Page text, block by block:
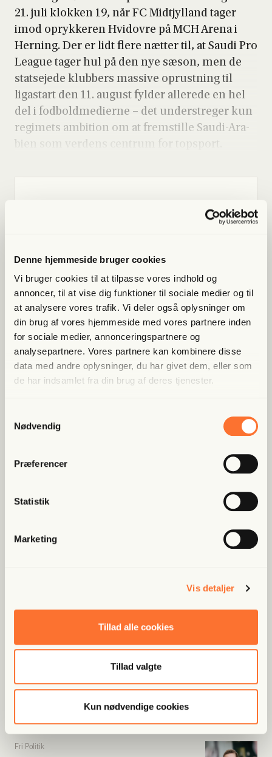
Denne hjemmeside bruger cookies
Vi bruger cookies til at tilpasse vores indhold og
annoncer, til at vise dig funktioner til sociale medier og til
at analysere vores trafik. Vi deler også oplysninger om
din brug af vores hjemmeside med vores partnere inden
for sociale medier, annonceringspartnere og
analysepartnere. Vores partnere kan kombinere disse
data med andre oplysninger, du har givet dem, eller som
de har indsamlet fra din brug af deres tjenester.
Nødvendig
Præferencer
Statistik
Marketing
Vis detaljer
Tillad alle cookies
Tillad valgte
Kun nødvendige cookies
21. juli klok­ken 19, når FC Midtjyl­land tager
imod opryk­ke­ren Hvi­d­ov­re på MCH Are­na i
Her­ning. Der er lidt fle­re næt­ter til, at Sau­di Pro
League tager hul på den nye sæson, men de
stat­se­je­de klub­bers mas­si­ve oprust­ning til
ligastart den 11. august fyl­der alle­re­de en hel
del i fod­bold­me­di­er­ne – det under­stre­ger kun
regi­mets ambi­tion om at frem­stil­le Sau­di-Ara­
spa­re 40%
artik­ler til podcasts – få ori­gi­nal jour­na­li­stik, du ikke
fin­der andre ste­der
Bliv med­lem og spar nu
Allerede medlem?Log ind her.
Populære artikler
Fri Finans
udle­jer i Dan­mark afslø­ret i
Han var strå­mand i rock­er­re­la­
te­ret fak­tura­fa­brik: “Jeg skal...
Byrå­ds­med­lem meldt til poli­ti­
et: Beskyl­des for...
Fri Poli­tik